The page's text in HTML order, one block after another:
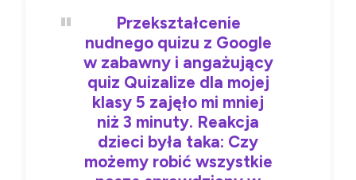
Przekształcenie
nudnego quizu z Google
w zabawny i angażujący
quiz Quizalize dla mojej
klasy 5 zajęło mi mniej
niż 3 minuty. Reakcja
dzieci była taka: Czy
możemy robić wszystkie